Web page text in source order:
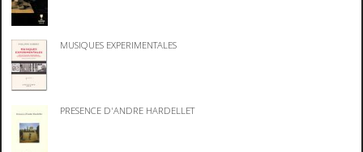
MUSIQUES EXPERIMENTALES
PRESENCE D'ANDRE HARDELLET